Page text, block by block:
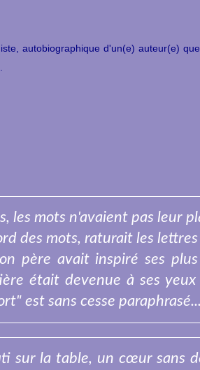
autobiographique d'un(e) auteur(e)
les mots n'avaient pas leur
des mots, raturait les
père avait inspiré ses plus
était devenue à ses
est sans cesse paraphrasé...
sur la table, un cœur sans